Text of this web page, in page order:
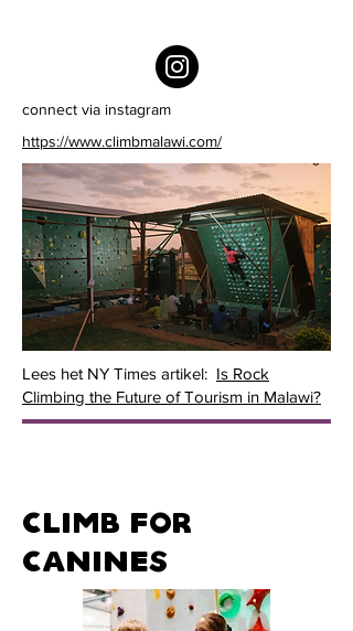
connect via instagram
https://www.climbmalawi.com/
Lees het NY Times artikel: Is Rock
Climbing the Future of Tourism in Malawi?
CLIMB FOR
CANINES